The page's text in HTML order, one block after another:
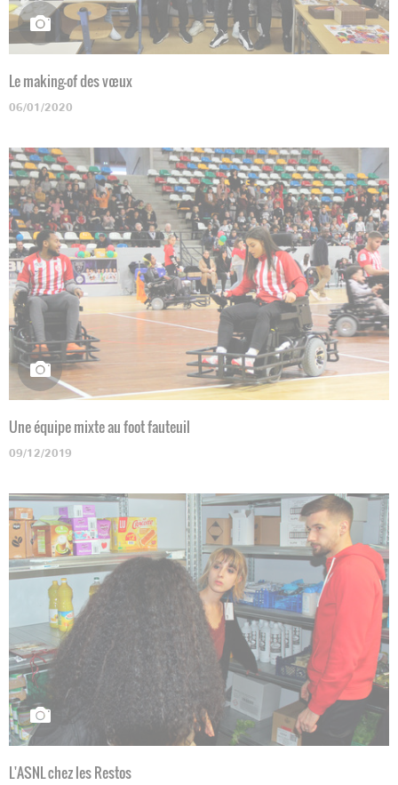
Le making-of des vœux
06/01/2020
Une équipe mixte au foot fauteuil
09/12/2019
L'ASNL chez les Restos